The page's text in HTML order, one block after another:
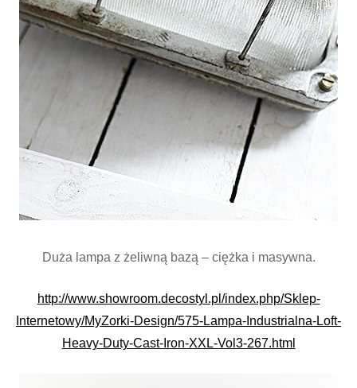
Duża lampa z żeliwną bazą – ciężka i masywna.
http://www.showroom.decostyl.pl/index.php/Sklep-
Internetowy/MyZorki-Design/575-Lampa-Industrialna-Loft-
Heavy-Duty-Cast-Iron-XXL-Vol3-267.html